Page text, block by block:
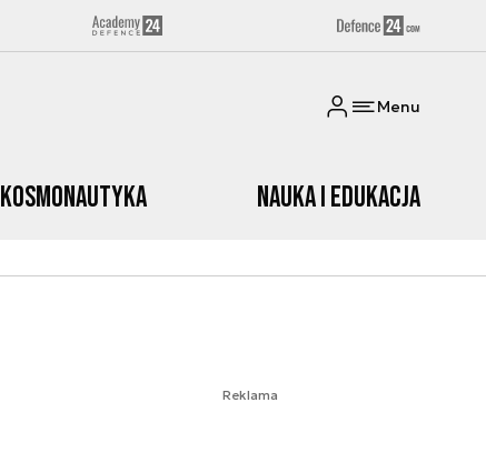
Menu
Kosmonautyka Nauka i edukacja
Reklama